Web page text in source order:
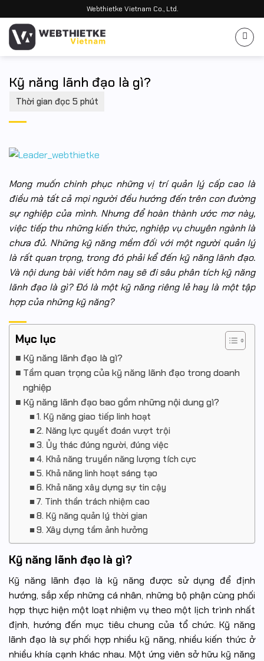
qua
dung
Webthietke Vietnam Co., Ltd.
Kỹ năng lãnh đạo là gì?
Mong muốn chinh phục những vị trí quản lý cấp cao là
điều mà tất cả mọi người đều hướng đến trên con đường
sự nghiệp của mình. Nhưng để hoàn thành ước mơ này,
việc tiếp thu những kiến thức, nghiệp vụ chuyên ngành là
chưa đủ. Những kỹ năng mềm đối với một người quản lý
là rất quan trọng, trong đó phải kể đến kỹ năng lãnh đạo.
Và nội dung bài viết hôm nay sẽ đi sâu phân tích kỹ năng
lãnh đạo là gì? Đó là một kỹ năng riêng lẻ hay là một tập
hợp của những kỹ năng?
Mục lục
Kỹ năng lãnh đạo là gì?
Tầm quan trọng của kỹ năng lãnh đạo trong doanh
nghiệp
Kỹ năng lãnh đạo bao gồm những nội dung gì?
1. Kỹ năng giao tiếp linh hoạt
2. Năng lực quyết đoán vượt trội
3. Ủy thác đúng người, đúng việc
4. Khả năng truyền năng lượng tích cực
5. Khả năng linh hoạt sáng tạo
6. Khả năng xây dựng sự tin cậy
7. Tinh thần trách nhiệm cao
8. Kỹ năng quản lý thời gian
9. Xây dựng tầm ảnh hưởng
Kỹ năng lãnh đạo là gì?
Kỹ năng lãnh đạo là kỹ năng được sử dụng để định
hướng, sắp xếp những cá nhân, những bộ phận cùng phối
hợp thực hiện một loạt nhiệm vụ theo một lịch trình nhất
định, hướng đến mục tiêu chung của tổ chức. Kỹ năng
lãnh đạo là sự phối hợp nhiều kỹ năng, nhiều kiến thức ở
nhiều khía cạnh khác nhau. Một ứng viên sở hữu kỹ năng